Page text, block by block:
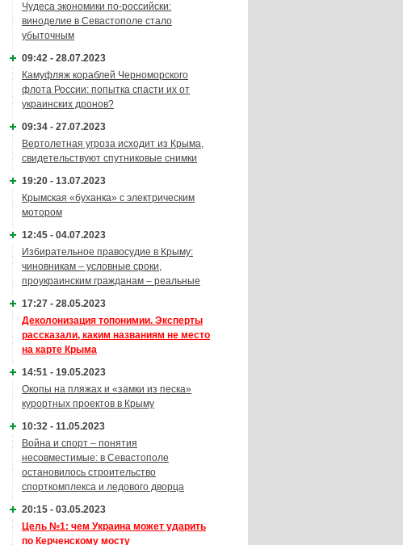
Чудеса экономики по-российски:
виноделие в Севастополе стало
убыточным
09:42 - 28.07.2023
Камуфляж кораблей Черноморского
флота России: попытка спасти их от
украинских дронов?
09:34 - 27.07.2023
Вертолетная угроза исходит из Крыма,
свидетельствуют спутниковые снимки
19:20 - 13.07.2023
Крымская «буханка» с электрическим
мотором
12:45 - 04.07.2023
Избирательное правосудие в Крыму:
чиновникам – условные сроки,
проукраинским гражданам – реальные
17:27 - 28.05.2023
Деколонизация топонимии. Эксперты
рассказали, каким названиям не место
на карте Крыма
14:51 - 19.05.2023
Окопы на пляжах и «замки из песка»
курортных проектов в Крыму
10:32 - 11.05.2023
Война и спорт – понятия
несовместимые: в Севастополе
остановилось строительство
спорткомплекса и ледового дворца
20:15 - 03.05.2023
Цель №1: чем Украина может ударить
по Керченскому мосту